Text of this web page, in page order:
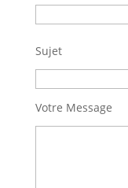
Sujet
Votre Message